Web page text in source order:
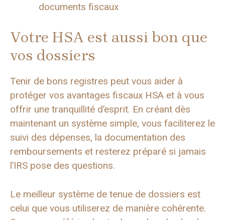
documents fiscaux
Votre HSA est aussi bon que
vos dossiers
Tenir de bons registres peut vous aider à
protéger vos avantages fiscaux HSA et à vous
offrir une tranquillité d’esprit. En créant dès
maintenant un système simple, vous faciliterez le
suivi des dépenses, la documentation des
remboursements et resterez préparé si jamais
l’IRS pose des questions.
Le meilleur système de tenue de dossiers est
celui que vous utiliserez de manière cohérente.